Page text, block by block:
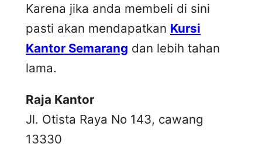
Karena jika anda membeli di sini
pasti akan mendapatkan Kursi
Kantor Semarang dan lebih tahan
lama.
Raja Kantor
Jl. Otista Raya No 143, cawang
13330